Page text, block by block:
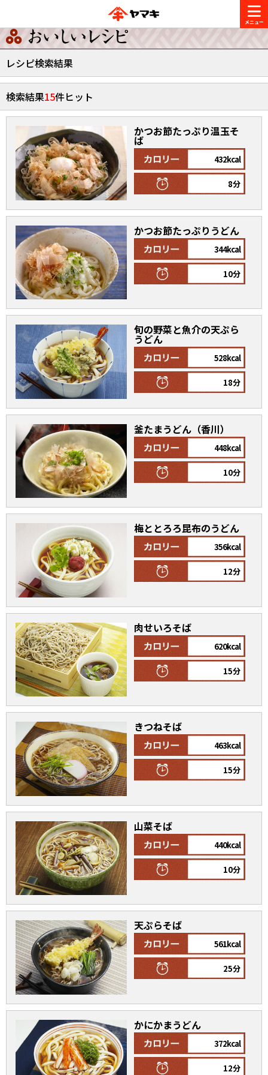
商品情報
ブランド一覧
ヤマキ『めんつゆ』 ヤマキ 割烹白だし
旨さ、別格。だし屋の鍋 韓福善シリーズ
サッと鍋® 楽チン鍋®
楽チン屋® ストレートつゆ
新鮮一番 『氷熟®』
『踊り節』
鰹節屋の
だし粉
レシピ
おいしいレシピを探す
おいしいレシピトップ
主食レシピ
主菜レシピ
汁物レシピ
時短レシピ
おいしいレシピを商品から探す
かつお節レシピ
めんつゆレシピ
割烹白だしレシピ
レシピ特設サイト
割烹白だしレシピ特集
だし巻き卵特集
かつおだしが決め手！簡単茶碗蒸し
かつお節・だしを楽しむ
かつお節・だしを知る
だしの取り方
かつお節の削り方
かつお節・だしをもっと知る
ヤマキ かつお節プラス®
かつお節・だしを楽しむ
だしコミュ
CM・キャンペーン
キャンペーン一覧
企業・採用情報
企業情報
- 百年対話
- ヤマキ かつお節プラス®
採用情報
- ジョブリターン制
お問い合わせ
ヤマキお客様相談室
オンラインショップ
Global
レシピ検索結果
検索結果15件ヒット
かつお節たっぷり温玉そ
ば
432kcal
8分
かつお節たっぷりうどん
344kcal
10分
旬の野菜と魚介の天ぷら
うどん
528kcal
18分
釜たまうどん（香川）
448kcal
10分
梅ととろろ昆布のうどん
356kcal
12分
肉せいろそば
620kcal
15分
きつねそば
463kcal
15分
山菜そば
440kcal
10分
天ぷらそば
561kcal
25分
かにかまうどん
372kcal
12分